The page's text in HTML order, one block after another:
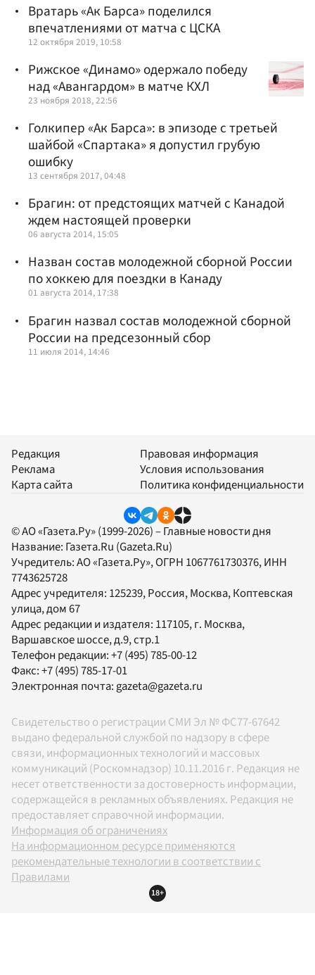
Вратарь «Ак Барса» поделился
впечатлениями от матча с ЦСКА
12 октября 2019, 10:58
Рижское «Динамо» одержало победу
над «Авангардом» в матче КХЛ
23 ноября 2018, 22:56
Голкипер «Ак Барса»: в эпизоде с третьей
шайбой «Спартака» я допустил грубую
ошибку
13 сентября 2017, 04:48
Брагин: от предстоящих матчей с Канадой
ждем настоящей проверки
06 августа 2014, 15:05
Назван состав молодежной сборной России
по хоккею для поездки в Канаду
01 августа 2014, 17:38
Брагин назвал состав молодежной сборной
России на предсезонный сбор
11 июля 2014, 14:46
Редакция
Реклама
Карта сайта
Правовая информация
Условия использования
Политика конфиденциальности
© АО «Газета.Ру» (1999-2026) – Главные новости дня
Название: Газета.Ru (Gazeta.Ru)
Учредитель:АО «Газета.Ру», ОГРН 1067761730376, ИНН
7743625728
Адрес учредителя: 125239, Россия, Москва, Коптевская
улица, дом 67
Адрес редакции и издателя: 117105, г. Москва,
Варшавское шоссе, д.9, стр.1
Телефон редакции:+7 (495) 785-00-12
Факс:+7 (495) 785-17-01
Электронная почта:gazeta@gazeta.ru
Свидетельство о регистрации СМИ Эл № ФС77-67642
выдано федеральной службой по надзору в сфере
связи, информационных технологий и массовых
коммуникаций (Роскомнадзор) 10.11.2016 г. Редакция не
несет ответственности за достоверность информации,
содержащейся в рекламных объявлениях. Редакция не
предоставляет справочной информации.
Информация об ограничениях
На информационном ресурсе применяются
рекомендательные технологии в соответствии с
Правилами
18+